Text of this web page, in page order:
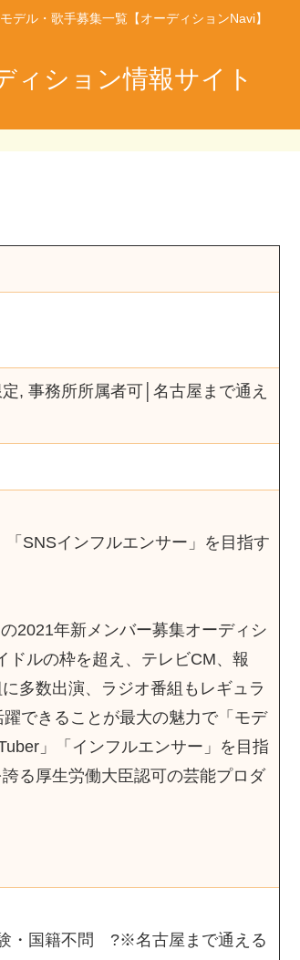
デル・歌手募集一覧【オーディションNavi】
ィション情報サイト
, 事務所所属者可│名古屋まで通え
「SNSインフルエンサー」を目指す
2021年新メンバー募集オーディシ
ドルの枠を超え、テレビCM、報
多数出演、ラジオ番組もレギュラ
できることが最大の魅力で「モデ
」「インフルエンサー」を目指
る厚生労働大臣認可の芸能プロダ
・国籍不問 ?※名古屋まで通える